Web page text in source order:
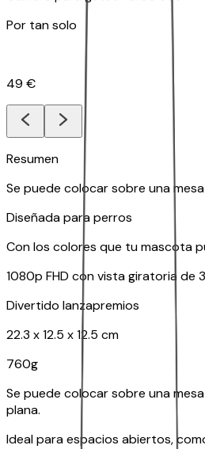
Por tan solo
49 €
Resumen
Se puede colocar sobre una
Diseñada para perros
Con los colores que tu mascota
1080p FHD con vista giratoria de
Divertido lanzapremios
22.3 x 12.5 x 12.5 cm
760g
Se puede colocar sobre una
plana.
Ideal para espacios abiertos,